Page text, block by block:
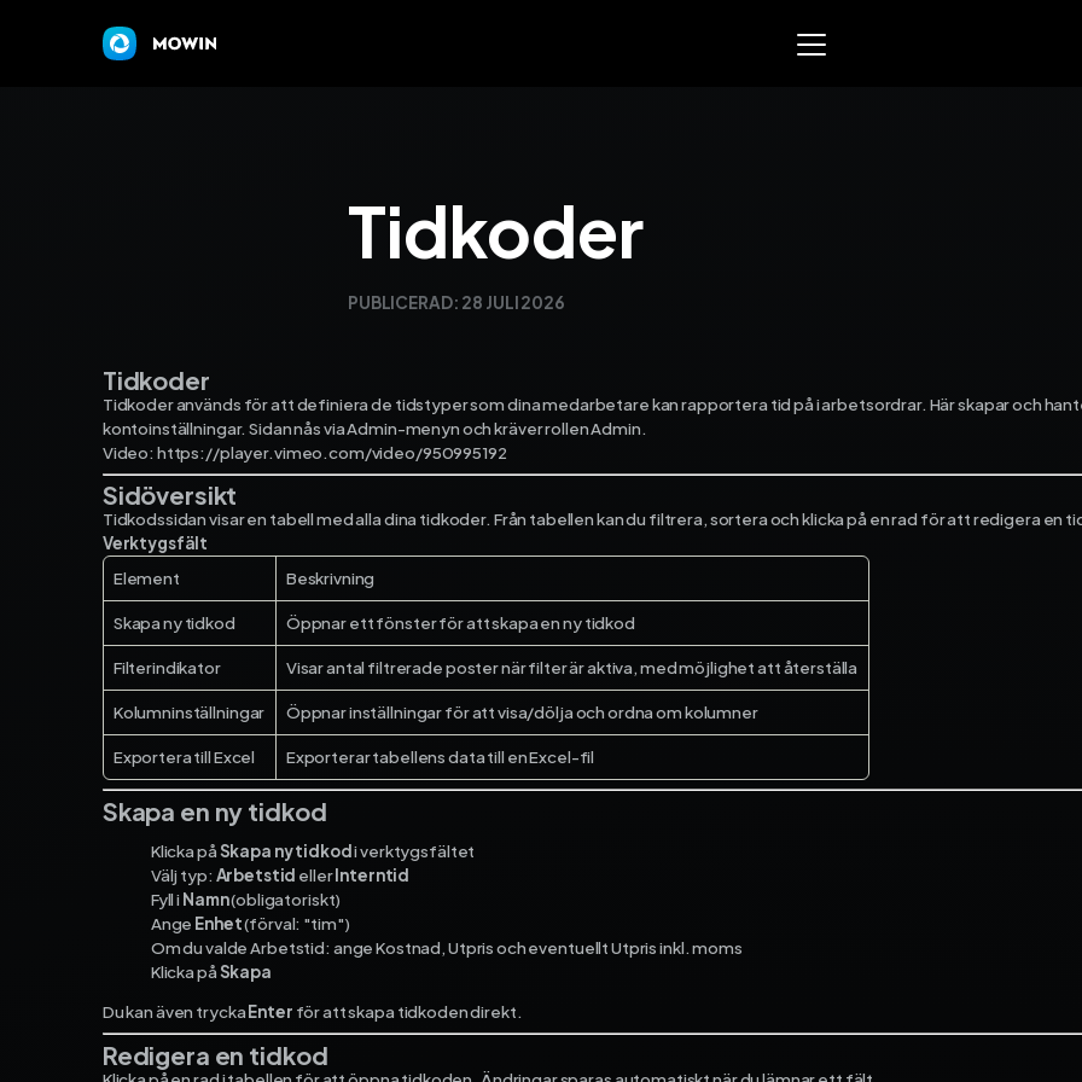
Prova Mowin
30 DAGAR
Integrera Mowin med ditt
Tidkoder
PUBLICERAD: 28 JULI 2026
Tidkoder
Tidkoder används för att definiera de tidstyper som dina medarbetare kan rapportera tid på i arbetsordrar. Här skapar och
kontoinställningar. Sidan nås via Admin-menyn och kräver rollen Admin.
Video: https://player.vimeo.com/video/950995192
Sidöversikt
Tidkodssidan visar en tabell med alla dina tidkoder. Från tabellen kan du filtrera, sortera och klicka på en rad för att redigera en
Verktygsfält
Element
Beskrivning
Skapa ny tidkod Öppnar ett fönster för att skapa en ny tidkod
Filterindikator Visar antal filtrerade poster när filter är aktiva, med möjlighet att återställa
Kolumninställningar Öppnar inställningar för att visa/dölja och ordna om kolumner
Exportera till Excel Exporterar tabellens data till en Excel-fil
Skapa en ny tidkod
Klicka påSkapa ny tidkodi verktygsfältet
Välj typ: Arbetstid ellerInterntid
Fyll i Namn(obligatoriskt)
Ange Enhet(förval: "tim")
Om du valde Arbetstid: ange Kostnad, Utpris och eventuellt Utpris inkl. moms
Klicka påSkapa
Du kan även tryckaEnter för att skapa tidkoden direkt.
Redigera en tidkod